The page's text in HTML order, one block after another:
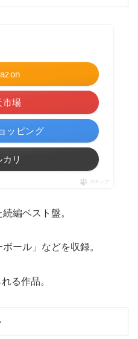
市場
ッピング
カリ
ポチップ
編ベスト盤。
ール」などを収録。
る作品。